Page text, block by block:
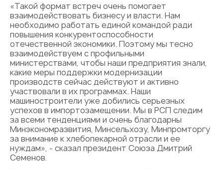
«Такой формат встреч очень помогает
взаимодействовать бизнесу и власти. Нам
необходимо работать единой командой ради
повышения конкурентоспособности
отечественной экономики. Поэтому мы тесно
взаимодействуем с профильными
министерствами, чтобы наши предприятия знали,
какие меры поддержки модернизации
производств сейчас действуют и активно
участвовали в их программах. Наши
машиностроители уже добились серьезных
успехов в импортозамещении. Мы в РСП следим
за всеми тенденциями и очень благодарны
Минэкономразвития, Минсельхозу, Минпромторгу
за внимание к хлебопекарной отрасли и ее
нуждам», - сказал президент Союза Дмитрий
Семенов.